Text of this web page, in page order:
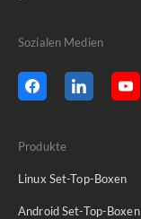
Sozialen Medien
Produkte
Linux Set-Top-Boxen
Android Set-Top-Boxen